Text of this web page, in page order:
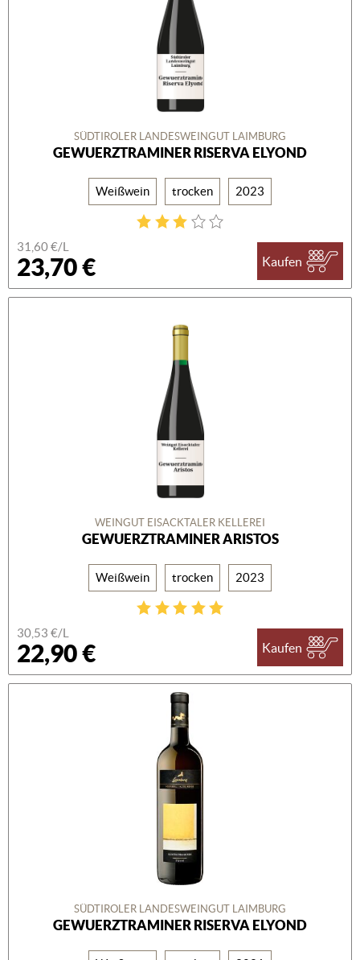
SÜDTIROLER LANDESWEINGUT LAIMBURG
GEWUERZTRAMINER RISERVA ELYOND
Weißwein trocken 2023
31,60 €/L
23,70 € Kaufen
WEINGUT EISACKTALER KELLEREI
GEWUERZTRAMINER ARISTOS
Weißwein trocken 2023
30,53 €/L
22,90 € Kaufen
SÜDTIROLER LANDESWEINGUT LAIMBURG
GEWUERZTRAMINER RISERVA ELYOND